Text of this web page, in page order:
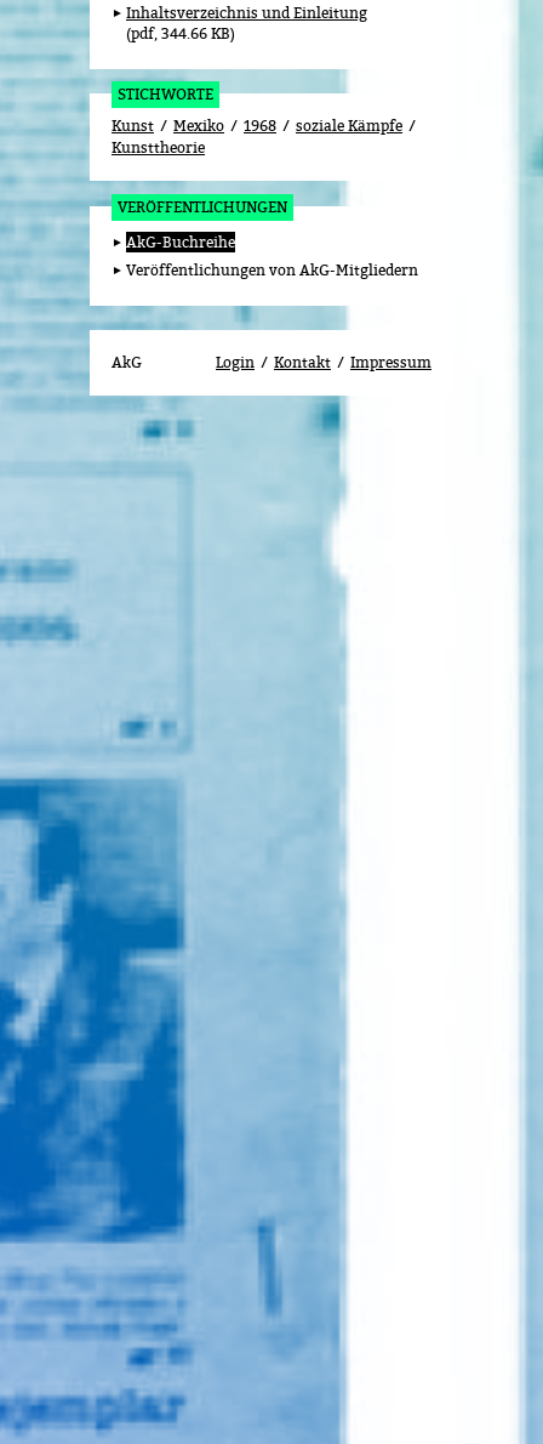
Inhaltsverzeichnis und Einleitung
pdf, 344.66 KB
STICHWORTE
Kunst
Mexiko 1968
soziale Kämpfe
Kunsttheorie
VERÖFFENTLICHUNGEN
AkG-Buchreihe
Veröffentlichungen von AkG-Mitgliedern
AkG Login Kontakt Impressum